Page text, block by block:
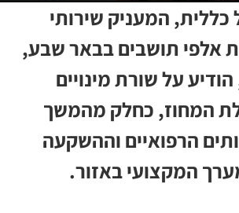
כללית, המעניק שירותי
אלפי תושבים בבאר שבע,
על שורת מינויים
המחוז, כחלק מהמשך
הרפואיים וההשקעה
המקצועי באזור.